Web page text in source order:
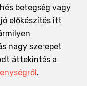
betegség vagy
előkészítés itt
nagy szerepet
áttekintés a
.